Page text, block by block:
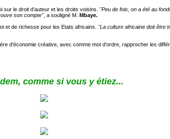
sur le droit d’auteur et les droits voisins. "Peu de fois, on a été au
son compte", a souligné M. Mbaye.
et de richesse pour les Etats africains. "La culture africaine doit être
d’économie créative, avec comme mot d’ordre, rapprocher les
comme si vous y étiez...